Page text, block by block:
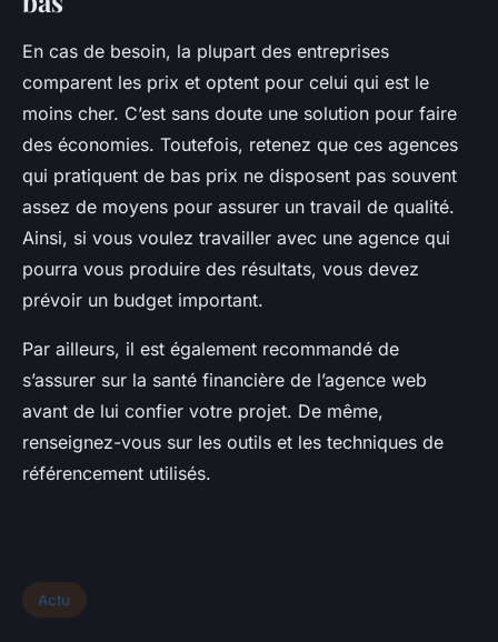
En cas de besoin, la plupart des entreprises
comparent les prix et optent pour celui qui est le
moins cher. C’est sans doute une solution pour faire
des économies. Toutefois, retenez que ces agences
qui pratiquent de bas prix ne disposent pas souvent
assez de moyens pour assurer un travail de qualité.
Ainsi, si vous voulez travailler avec une agence qui
pourra vous produire des résultats, vous devez
prévoir un budget important.
Par ailleurs, il est également recommandé de
s’assurer sur la santé financière de l’agence web
avant de lui confier votre projet. De même,
renseignez-vous sur les outils et les techniques de
référencement utilisés.
Actu